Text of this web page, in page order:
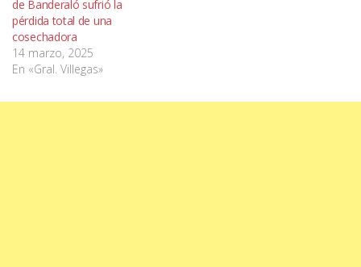
de Banderaló sufrió la
pérdida total de una
cosechadora
14 marzo, 2025
En «Gral. Villegas»